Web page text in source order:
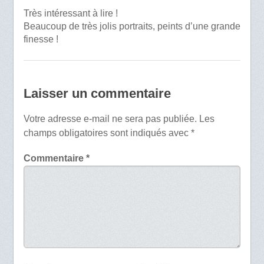
Très intéressant à lire !
Beaucoup de très jolis portraits, peints d’une grande
finesse !
Laisser un commentaire
Votre adresse e-mail ne sera pas publiée. Les
champs obligatoires sont indiqués avec *
Commentaire *